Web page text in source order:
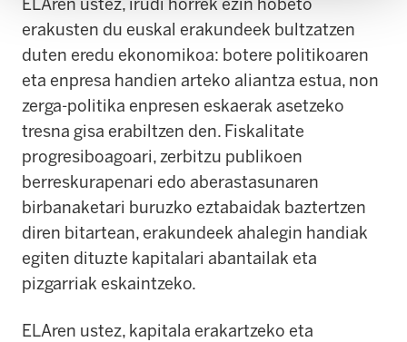
ELAren ustez, irudi horrek ezin hobeto
erakusten du euskal erakundeek bultzatzen
duten eredu ekonomikoa: botere politikoaren
eta enpresa handien arteko aliantza estua, non
zerga-politika enpresen eskaerak asetzeko
tresna gisa erabiltzen den. Fiskalitate
progresiboagoari, zerbitzu publikoen
berreskurapenari edo aberastasunaren
birbanaketari buruzko eztabaidak baztertzen
diren bitartean, erakundeek ahalegin handiak
egiten dituzte kapitalari abantailak eta
pizgarriak eskaintzeko.
ELAren ustez, kapitala erakartzeko eta